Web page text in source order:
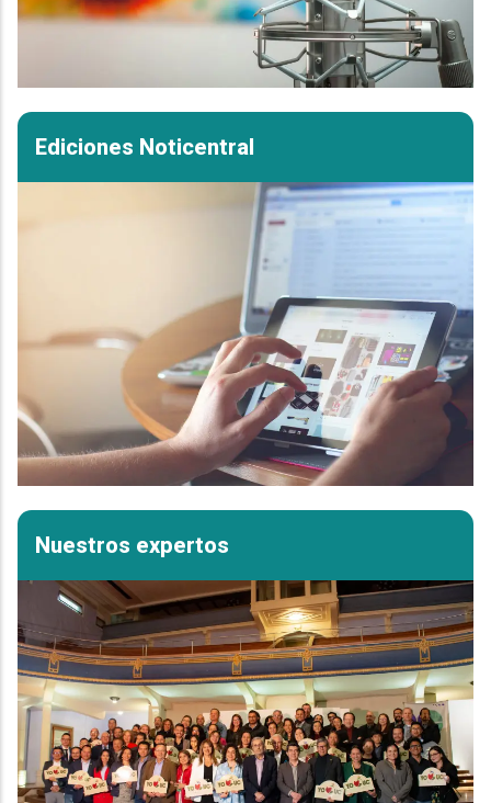
Ediciones Noticentral
Nuestros expertos